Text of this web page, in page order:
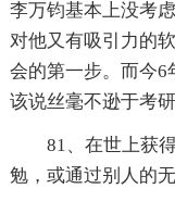
李万钧基本上没考
对他又有吸引力的
会的第一步。而今6
该说丝毫不逊于考研
81、在世上获
勉，或通过别人的无